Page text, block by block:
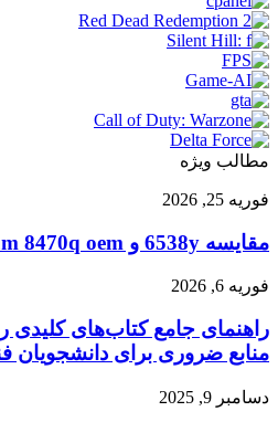
مطالب ویژه
مقایسه
و
intel
xeon
platinum
8470q
oem
فوریه 25, 2026
مقایسه 6538y و intel xeon platinum 8470q oem
راهنمای
کتاب‌های
کلیدی
رشته
مهندسی
کامپیوتر
فوریه 6, 2026
راهنمای جامع کتاب‌های کلیدی
منابع ضروری برای دانشجویان
راهنمای
دسامبر 9, 2025